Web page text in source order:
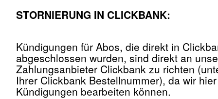
STORNIERUNG IN CLICKBANK:
Kündigungen für Abos, die direkt in
abgeschlossen wurden, sind direkt an
Zahlungsanbieter Clickbank zu richten
Ihrer Clickbank Bestellnummer), da wir
Kündigungen bearbeiten können.